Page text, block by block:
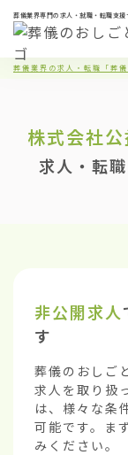
葬儀業界専門の求人・就職・転職支援
葬儀業界の求人・転職「葬儀
株式会社
求人・転
非公開求人
す
葬儀のおしご
求人を取り扱
は、様々な条
可能です。ま
みください。